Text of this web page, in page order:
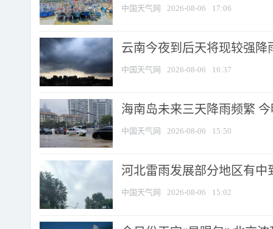
中国天气网 2026-08-06 17:06
云南今夜到后天将现较强降
中国天气网 2026-08-06 16:37
海南岛未来三天降雨频繁
中国天气网 2026-08-06 15:50
河北雷雨发展部分地区有中
中国天气网 2026-08-06 15:02